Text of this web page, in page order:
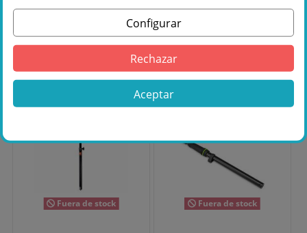
al
carrito
al
carrito
Fuera de stock Fuera de stock
Configurar
Rechazar
Aceptar